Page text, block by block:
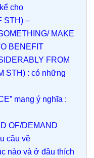
cho
STH) –
MAKE
BENEFIT
FROM
STH) : có những
mang ý nghĩa :
OF/DEMAND
cầu về
nào và ở đâu thích